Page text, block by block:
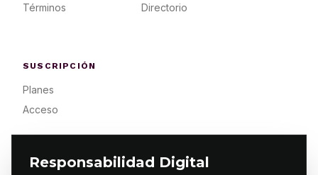
Responsabilidad Digital
Términos
Directorio
SUSCRIPCIÓN
Planes
Acceso